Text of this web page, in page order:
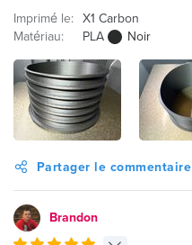
Imprimé le: X1 Carbon
Matériau:
PLA Noir
Partager le commentaire
Brandon